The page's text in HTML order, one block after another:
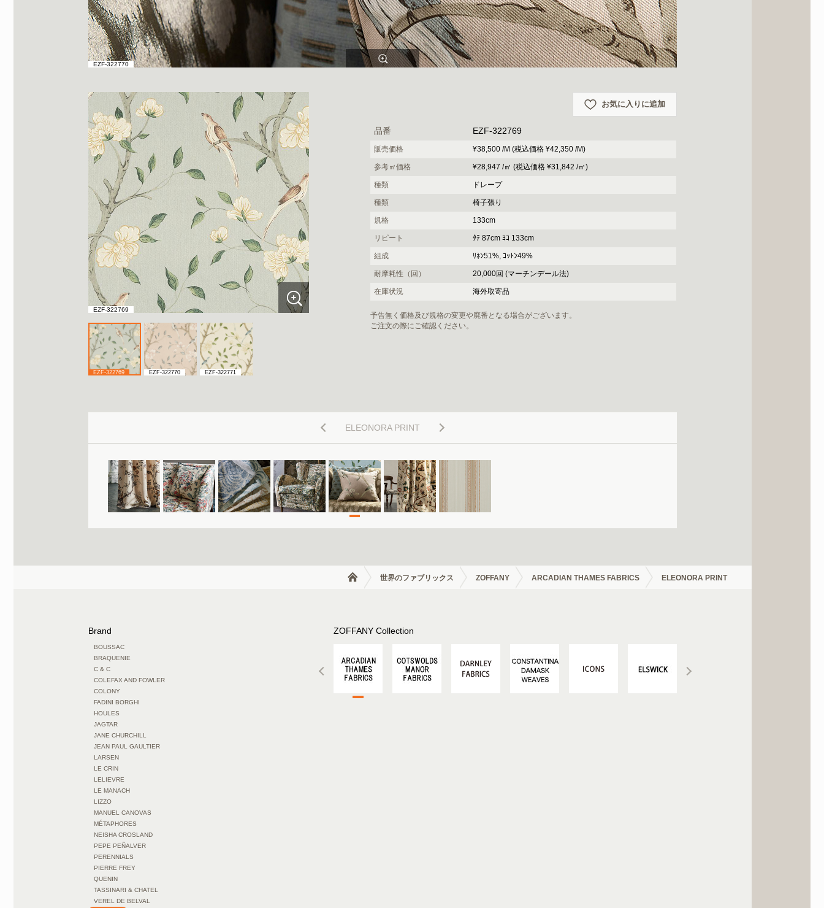
EZF-322770
EZF-322769
EZF-322769 EZF-322770 EZF-322771
お気に入りに追加
品番 EZF-322769
販売価格 ¥38,500 /M (税込価格 ¥42,350 /M)
参考㎡価格 ¥28,947 /㎡ (税込価格 ¥31,842 /㎡)
種類 ドレープ
種類 椅子張り
規格 133cm
リピート ﾀﾃ 87cm ﾖｺ 133cm
組成 ﾘﾈﾝ51%, ｺｯﾄﾝ49%
耐摩耗性（回） 20,000回 (マーチンデール法)
在庫状況 海外取寄品
予告無く価格及び規格の変更や廃番となる場合がございます。
ご注文の際にご確認ください。
ELEONORA PRINT
世界のファブリックス ZOFFANY ARCADIAN THAMES FABRICS ELEONORA PRINT
ZOFFANY Collection
Brand
BOUSSAC
BRAQUENIE
C & C
COLEFAX AND FOWLER
COLONY
FADINI BORGHI
HOULES
JAGTAR
JANE CHURCHILL
JEAN PAUL GAULTIER
LARSEN
LE CRIN
LELIEVRE
LE MANACH
LIZZO
MANUEL CANOVAS
MÉTAPHORES
NEISHA CROSLAND
PEPE PEÑALVER
PERENNIALS
PIERRE FREY
QUENIN
TASSINARI & CHATEL
VEREL DE BELVAL